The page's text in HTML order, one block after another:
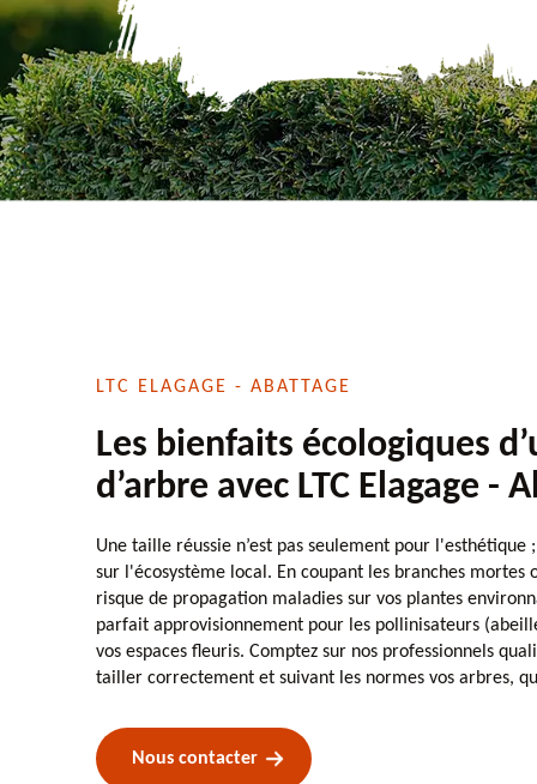
LTC ELAGAGE - ABATTAGE
Les bienfaits écologiques
d’arbre avec LTC Elagage -
Une taille réussie n’est pas seulement pour
sur l'écosystème local. En coupant les branches mortes
risque de propagation maladies sur vos plantes
parfait approvisionnement pour les pollinisateurs
vos espaces fleuris. Comptez sur nos professionnels
tailler correctement et suivant les normes vos arbres,
Nous contacter